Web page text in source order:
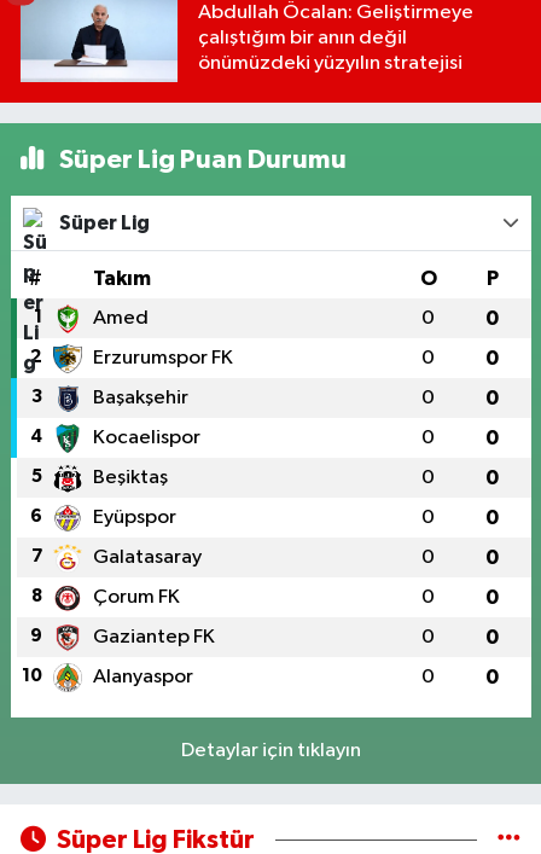
Abdullah Öcalan: Geliştirmeye
çalıştığım bir anın değil
önümüzdeki yüzyılın stratejisi
Süper Lig Puan Durumu
Süper Lig
# Takım O P
1 Amed 0 0
2 Erzurumspor FK 0 0
3 Başakşehir 0 0
4 Kocaelispor 0 0
5 Beşiktaş 0 0
6 Eyüpspor 0 0
7 Galatasaray 0 0
8 Çorum FK 0 0
9 Gaziantep FK 0 0
10 Alanyaspor 0 0
Detaylar için tıklayın
Süper Lig Fikstür